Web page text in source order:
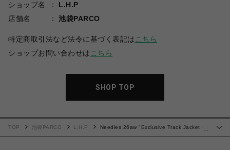
ショップ名
L.H.P
店舗名
池袋PARCO
特定商取引法など法令に基づく表記は こちら
ショップお問い合わせは こちら
SHOP TOP
…
TOP 池袋PARCO L.H.P
Needles 26aw "Exclusive Track Jacket -